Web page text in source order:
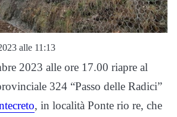
alle 11:13
2023 alle ore 17.00 riapre al
324 “Passo delle Radici”
, in località Ponte rio re, che